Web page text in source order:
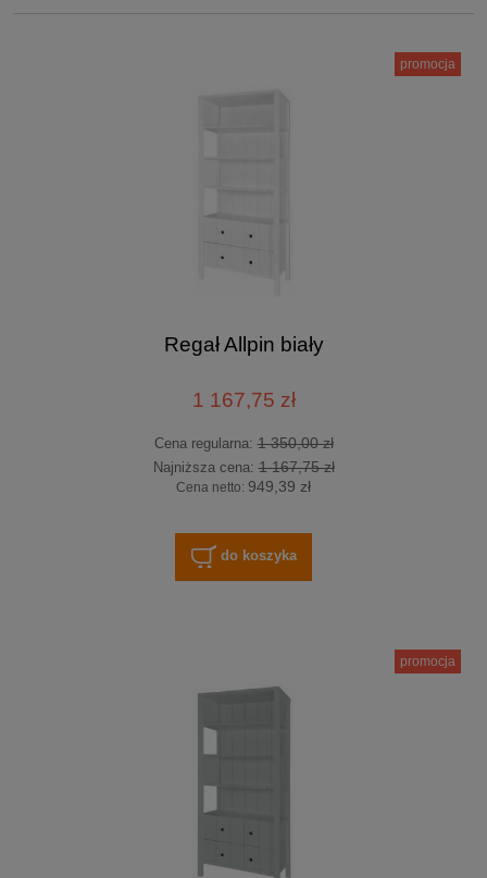
Regał Allpin biały
1 167,75 zł
Cena regularna:1 350,00 zł
Najniższa cena:1 167,75 zł
Cena netto: 949,39 zł
do koszyka
promocja
promocja